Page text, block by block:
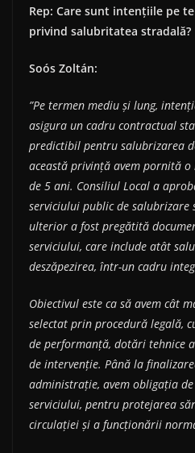
Rep: Care sunt intențiile pe
privind salubritatea stradală?
Soós Zoltán:
”Pe termen mediu și lung,
asigura un cadru contractual
predictibil pentru salubrizarea
această privință avem pornită
de 5 ani. Consiliul Local a
serviciului public de salubrizare
ulterior a fost pregătită
serviciului, care include atât
deszăpezirea, într-un cadru
Obiectivul este ca să avem cât
selectat prin procedură legală,
de performanță, dotări tehnice
de intervenție. Până la
administrație, avem obligația
serviciului, pentru protejarea
circulației și a funcționării